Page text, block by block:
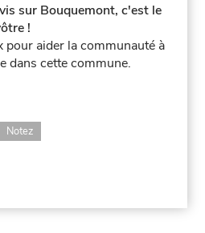
sur Bouquemont, c'est le
!
pour aider la communauté à
dans cette commune.
Notez